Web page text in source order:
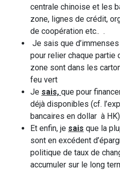
centrale chinoise et les
zone, lignes de crédit,
de coopération etc.. .
Je sais que
pour relier chaque partie
zone sont dans les
feu vert
Je sais, que pour
déjà disponibles (cf.
bancaires en dollar à
Et enfin, je sais que la
sont en excédent
politique de taux de
accumuler sur le long